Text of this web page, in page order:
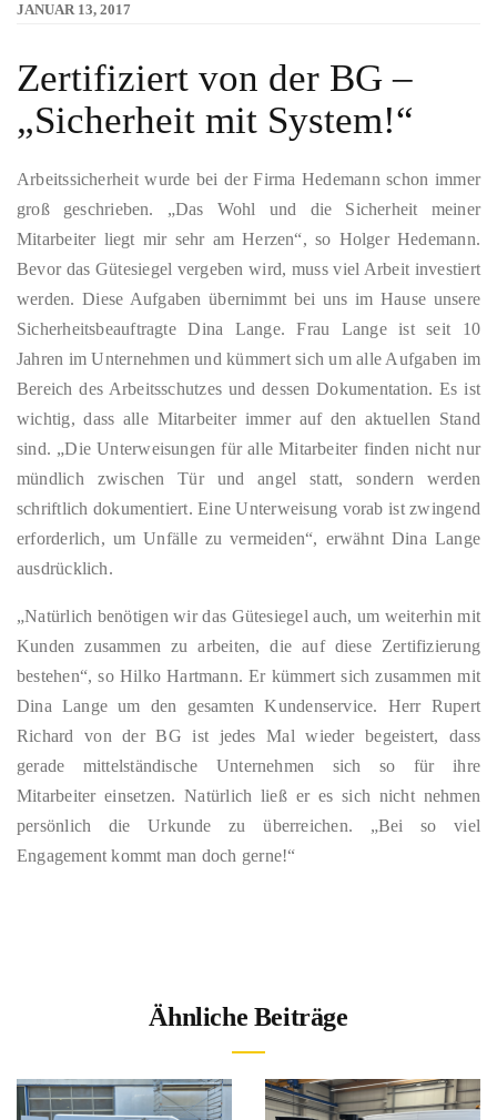
JANUAR 13, 2017
Zertifiziert von der BG –
„Sicherheit mit System!“
Arbeitssicherheit wurde bei der Firma Hedemann schon immer
groß geschrieben. „Das Wohl und die Sicherheit meiner
Mitarbeiter liegt mir sehr am Herzen“, so Holger Hedemann.
Bevor das Gütesiegel vergeben wird, muss viel Arbeit investiert
werden. Diese Aufgaben übernimmt bei uns im Hause unsere
Sicherheitsbeauftragte Dina Lange. Frau Lange ist seit 10
Jahren im Unternehmen und kümmert sich um alle Aufgaben im
Bereich des Arbeitsschutzes und dessen Dokumentation. Es ist
wichtig, dass alle Mitarbeiter immer auf den aktuellen Stand
sind. „Die Unterweisungen für alle Mitarbeiter finden nicht nur
mündlich zwischen Tür und angel statt, sondern werden
schriftlich dokumentiert. Eine Unterweisung vorab ist zwingend
erforderlich, um Unfälle zu vermeiden“, erwähnt Dina Lange
ausdrücklich.
„Natürlich benötigen wir das Gütesiegel auch, um weiterhin mit
Kunden zusammen zu arbeiten, die auf diese Zertifizierung
bestehen“, so Hilko Hartmann. Er kümmert sich zusammen mit
Dina Lange um den gesamten Kundenservice. Herr Rupert
Richard von der BG ist jedes Mal wieder begeistert, dass
gerade mittelständische Unternehmen sich so für ihre
Mitarbeiter einsetzen. Natürlich ließ er es sich nicht nehmen
persönlich die Urkunde zu überreichen. „Bei so viel
Engagement kommt man doch gerne!“
Ähnliche Beiträge